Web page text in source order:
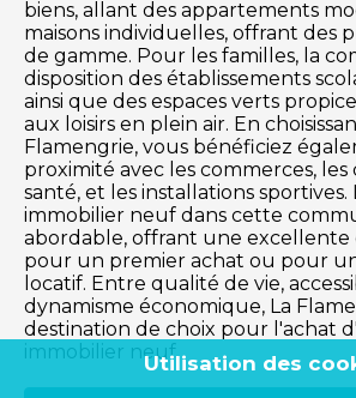
biens, allant des appartements
maisons individuelles, offrant des
de gamme. Pour les familles, la
disposition des établissements
ainsi que des espaces verts
aux loisirs en plein air. En
Flamengrie, vous bénéficiez
proximité avec les commerces, les
santé, et les installations sportives.
immobilier neuf dans cette
abordable, offrant une
pour un premier achat ou pour
locatif. Entre qualité de vie,
dynamisme économique, La
destination de choix pour l'achat
immobilier neuf.Utilisation des